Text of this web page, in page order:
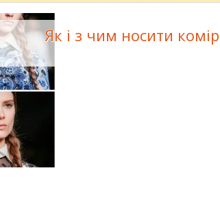
Як і з чим носити